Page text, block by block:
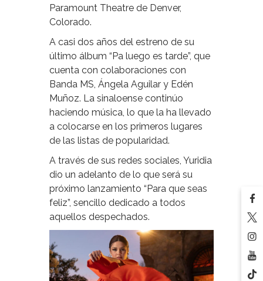
Paramount Theatre de Denver,
Colorado.
A casi dos años del estreno de su
último álbum “Pa luego es tarde”, que
cuenta con colaboraciones con
Banda MS, Ángela Aguilar y Edén
Muñoz. La sinaloense continúo
haciendo música, lo que la ha llevado
a colocarse en los primeros lugares
de las listas de popularidad.
A través de sus redes sociales, Yuridia
dio un adelanto de lo que será su
próximo lanzamiento “Para que seas
feliz”, sencillo dedicado a todos
aquellos despechados.